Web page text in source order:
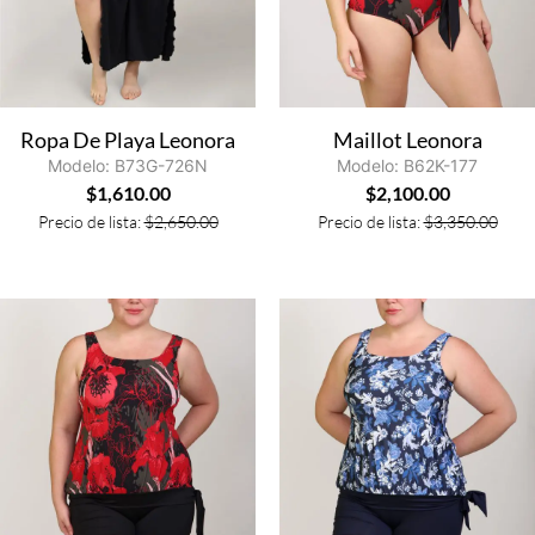
Ropa De Playa Leonora
Modelo: B73G-726N
$1,610.00
Precio de lista:$2,650.00
Maillot Leonora
Modelo: B62K-177
$2,100.00
Precio de lista:$3,350.00